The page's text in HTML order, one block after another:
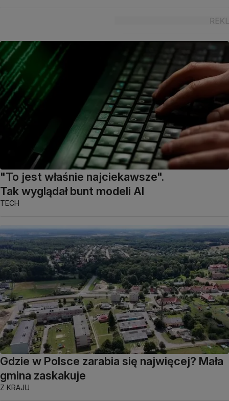
"To jest właśnie najciekawsze".
Tak wyglądał bunt modeli AI
TECH
Gdzie w Polsce zarabia się najwięcej? Mała
gmina zaskakuje
Z KRAJU